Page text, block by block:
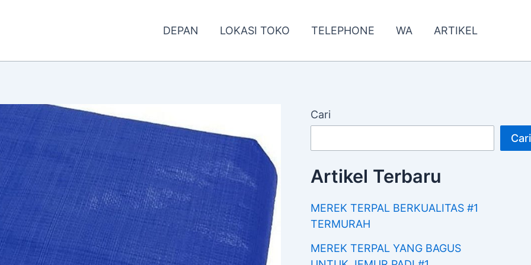
DEPAN LOKASI TOKO TELEPHONE WA ARTIKEL
Cari
Cari
Artikel Terbaru
MEREK TERPAL BERKUALITAS #1
TERMURAH
MEREK TERPAL YANG BAGUS